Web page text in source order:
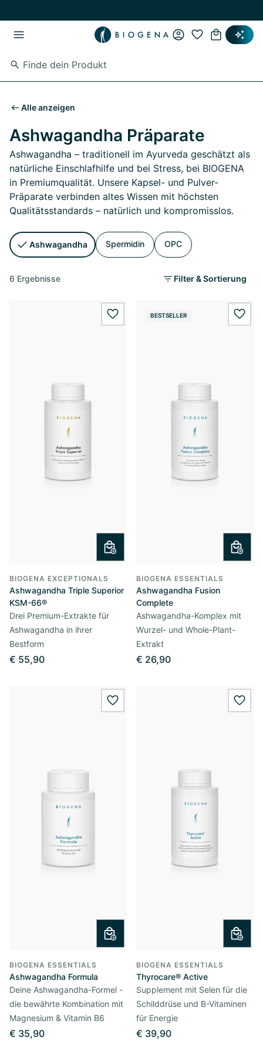
Alle anzeigen
Ashwagandha Präparate
Ashwagandha – traditionell im Ayurveda geschätzt als
natürliche Einschlafhilfe und bei Stress, bei BIOGENA
in Premiumqualität. Unsere Kapsel- und Pulver-
Präparate verbinden altes Wissen mit höchsten
Qualitätsstandards – natürlich und kompromisslos.
Ashwagandha Spermidin OPC
6 Ergebnisse Filter & Sortierung
wishlist.add
BIOGENA EXCEPTIONALS
Ashwagandha Triple Superior
KSM-66®
Drei Premium-Extrakte für
Ashwagandha in ihrer
Bestform
€ 55,90
BESTSELLER
BIOGENA ESSENTIALS
Ashwagandha Fusion
Complete
Ashwagandha-Komplex mit
Wurzel- und Whole-Plant-
Extrakt
€ 26,90
wishlist.add
BIOGENA ESSENTIALS
Ashwagandha Formula
Deine Ashwagandha-Formel -
die bewährte Kombination mit
Magnesium & Vitamin B6
€ 35,90
BIOGENA ESSENTIALS
Thyrocare® Active
Supplement mit Selen für die
Schilddrüse und B-Vitaminen
für Energie
€ 39,90